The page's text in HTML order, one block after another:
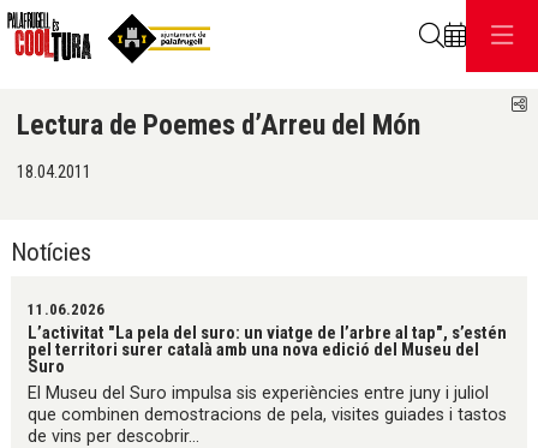
Lectura de Poemes d’Arreu del Món
18.04.2011
Notícies
11.06.2026
L’activitat "La pela del suro: un viatge de l’arbre al tap", s’estén
pel territori surer català amb una nova edició del Museu del
Suro
El Museu del Suro impulsa sis experiències entre juny i juliol
que combinen demostracions de pela, visites guiades i tastos
de vins per descobrir...